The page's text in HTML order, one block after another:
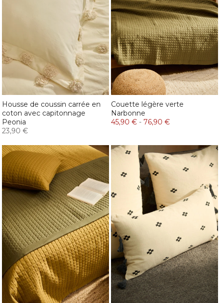
Housse de coussin carrée en
coton avec capitonnage
Peonia
23,90 €
Couette légère verte
Narbonne
45,90 € - 76,90 €